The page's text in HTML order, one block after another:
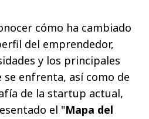
cómo ha cambiado
del emprendedor,
y los principales
se enfrenta, así como de
de la startup actual,
el "Mapa del